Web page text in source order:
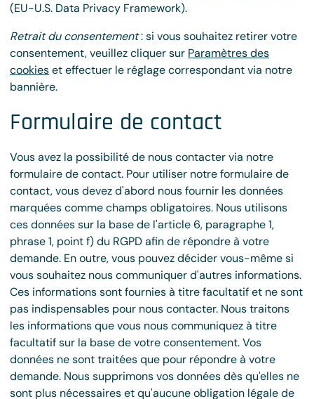
(EU-U.S. Data Privacy Framework).
Retrait du consentement: si vous souhaitez retirer votre
consentement, veuillez cliquer sur Paramètres des
cookieset effectuer le réglage correspondant via notre
bannière.
Formulaire de contact
Vous avez la possibilité de nous contacter via notre
formulaire de contact. Pour utiliser notre formulaire de
contact, vous devez d'abord nous fournir les données
marquées comme champs obligatoires. Nous utilisons
ces données sur la base de l'article 6, paragraphe 1,
phrase 1, point f) du RGPD afin de répondre à votre
demande. En outre, vous pouvez décider vous-même si
vous souhaitez nous communiquer d'autres informations.
Ces informations sont fournies à titre facultatif et ne sont
pas indispensables pour nous contacter. Nous traitons
les informations que vous nous communiquez à titre
facultatif sur la base de votre consentement. Vos
données ne sont traitées que pour répondre à votre
demande. Nous supprimons vos données dès qu'elles ne
sont plus nécessaires et qu'aucune obligation légale de